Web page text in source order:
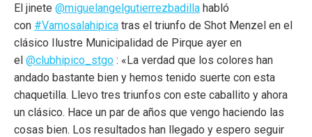
El jinete @miguelangelgutierrezbadilla habló
con #Vamosalahipica tras el triunfo de Shot Menzel en el
clásico Ilustre Municipalidad de Pirque ayer en
el @clubhipico_stgo : «La verdad que los colores han
andado bastante bien y hemos tenido suerte con esta
chaquetilla. Llevo tres triunfos con este caballito y ahora
un clásico. Hace un par de años que vengo haciendo las
cosas bien. Los resultados han llegado y espero seguir